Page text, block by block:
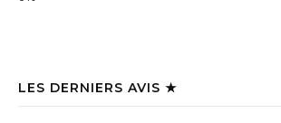
LES DERNIERS AVIS ★